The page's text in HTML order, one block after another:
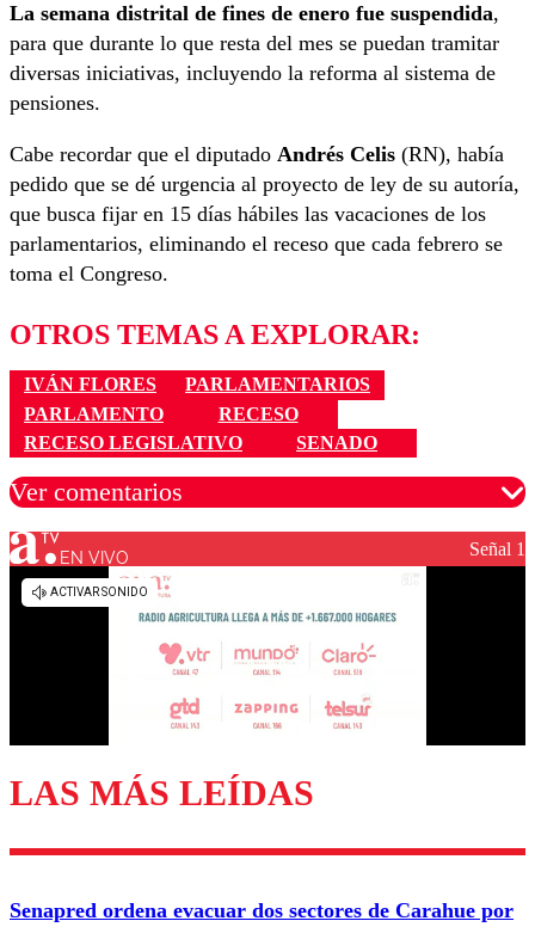
La semana distrital de fines de enero fue suspendida,
para que durante lo que resta del mes se puedan tramitar
diversas iniciativas, incluyendo la reforma al sistema de
pensiones.
Cabe recordar que el diputado Andrés Celis (RN), había
pedido que se dé urgencia al proyecto de ley de su autoría,
que busca fijar en 15 días hábiles las vacaciones de los
parlamentarios, eliminando el receso que cada febrero se
toma el Congreso.
OTROS TEMAS A EXPLORAR:
IVÁN FLORES
PARLAMENTARIOS
PARLAMENTO
RECESO
RECESO LEGISLATIVO
SENADO
Ver comentarios
Los comentarios son moderados para garantizar un
Enviar comentario
EN VIVO Señal 1
LAS MÁS LEÍDAS
Senapred ordena evacuar dos sectores de Carahue por